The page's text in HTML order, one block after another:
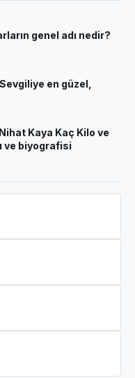
genel adı nedir?
en güzel,
Kaya Kaç Kilo ve
ve biyografisi